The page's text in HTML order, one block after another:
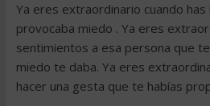
Ya eres extraordinario cuando has
provocaba miedo . Ya eres
sentimientos a esa persona que
miedo te daba. Ya eres
hacer una gesta que te habías